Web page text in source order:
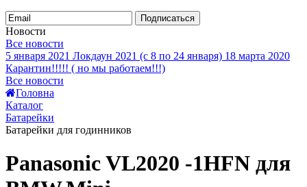
Подписаться
Новости
Все новости
5 января 2021 Локдаун 2021 (с 8 по 24 января) 18 марта 2020
Карантин!!!!! ( но мы работаем!!!)
Все новости
Головна
Каталог
Батарейки
Батарейки для годинников
Panasonic VL2020 -1HFN для